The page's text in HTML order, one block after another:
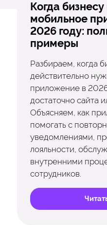
Когда
мобильное
2026 году:
примеры
Разбираем, когда
действительно
приложение в 2026
достаточно сайта
Объясняем, как
помогать с
уведомлениями,
лояльности,
внутренними
сотрудников.